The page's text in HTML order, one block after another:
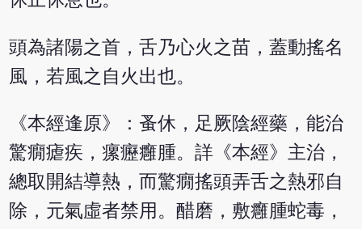
頭為諸陽之首，舌乃心火之苗，蓋動搖名
風，若風之自火出也。
《本經逢原》：蚤休，足厥陰經藥，能治
驚癇瘧疾，瘰癧癰腫。詳《本經》主治，
總取開結導熱，而驚癇搖頭弄舌之熱邪自
除，元氣虛者禁用。醋磨，敷癰腫蛇毒，